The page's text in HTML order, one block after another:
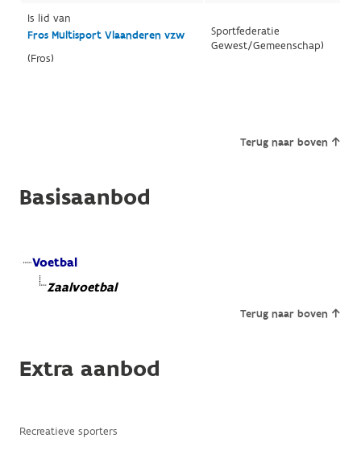
Is lid van
Fros Multisport Vlaanderen vzw
(Fros)
Sportfederatie
Gewest/Gemeenschap)
Terug naar boven
Basisaanbod
Voetbal
Zaalvoetbal
Terug naar boven
Extra aanbod
Recreatieve sporters